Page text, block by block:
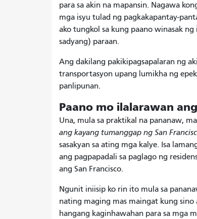
para sa akin na mapansin. Nagawa
mga isyu tulad ng pagkakapantay-
ako tungkol sa kung paano winasak
sadyang) paraan.
Ang dakilang pakikipagsapalaran ng
transportasyon upang lumikha ng
panlipunan.
Paano mo ilalarawan
Una, mula sa praktikal na pananaw,
ang kayang tumanggap ng San
sasakyan sa ating mga kalye. Isa
ang pagpapadali sa paglago ng
ang San Francisco.
Ngunit iniisip ko rin ito mula sa
nating maging mas maingat kung
hangang kaginhawahan para sa mga